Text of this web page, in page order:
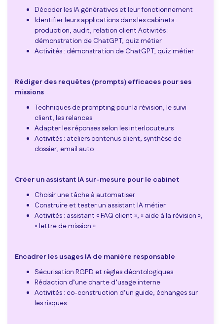
Décoder les IA génératives et leur fonctionnement
Identifier leurs applications dans les cabinets :
production, audit, relation client Activités :
démonstration de ChatGPT, quiz métier
Activités : démonstration de ChatGPT, quiz métier
Rédiger des requêtes (prompts) efficaces pour ses
missions
Techniques de prompting pour la révision, le suivi
client, les relances
Adapter les réponses selon les interlocuteurs
Activités : ateliers contenus client, synthèse de
dossier, email auto
Créer un assistant IA sur-mesure pour le cabinet
Choisir une tâche à automatiser
Construire et tester un assistant IA métier
Activités : assistant « FAQ client », « aide à la révision »,
« lettre de mission »
Encadrer les usages IA de manière responsable
Sécurisation RGPD et règles déontologiques
Rédaction d’une charte d’usage interne
Activités : co-construction d’un guide, échanges sur
les risques